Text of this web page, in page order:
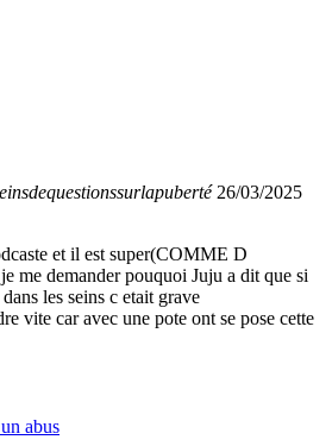
26/03/2025
et il est super(COMME D
me demander pouquoi Juju a dit que si
les seins c etait grave
vite car avec une pote ont se pose cette
abus